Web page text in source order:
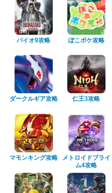
バイオ9攻略 ぽこポケ攻略
ダークルギア攻略 仁王3攻略
マモンキング攻略
メトロイドプライ
ム4攻略